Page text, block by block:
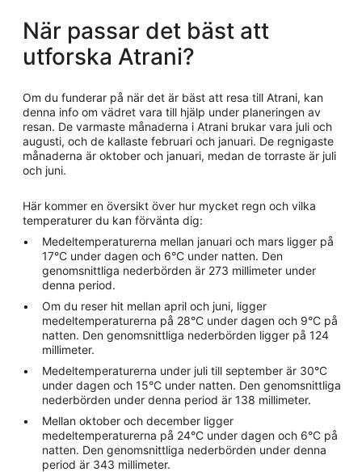
När passar det bäst att
utforska Atrani?
Om du funderar på när det är bäst att resa till Atrani, kan
denna info om vädret vara till hjälp under planeringen av
resan. De varmaste månaderna i Atrani brukar vara juli och
augusti, och de kallaste februari och januari. De regnigaste
månaderna är oktober och januari, medan de torraste är juli
och juni.
Här kommer en översikt över hur mycket regn och vilka
temperaturer du kan förvänta dig:
Medeltemperaturerna mellan januari och mars ligger på
17°C under dagen och 6°C under natten. Den
genomsnittliga nederbörden är 273 millimeter under
denna period.
Om du reser hit mellan april och juni, ligger
medeltemperaturerna på 28°C under dagen och 9°C på
natten. Den genomsnittliga nederbörden ligger på 124
millimeter.
Medeltemperaturerna under juli till september är 30°C
under dagen och 15°C under natten. Den genomsnittliga
nederbörden under denna period är 138 millimeter.
Mellan oktober och december ligger
medeltemperaturerna på 24°C under dagen och 6°C på
natten. Den genomsnittliga nederbörden under denna
period är 343 millimeter.